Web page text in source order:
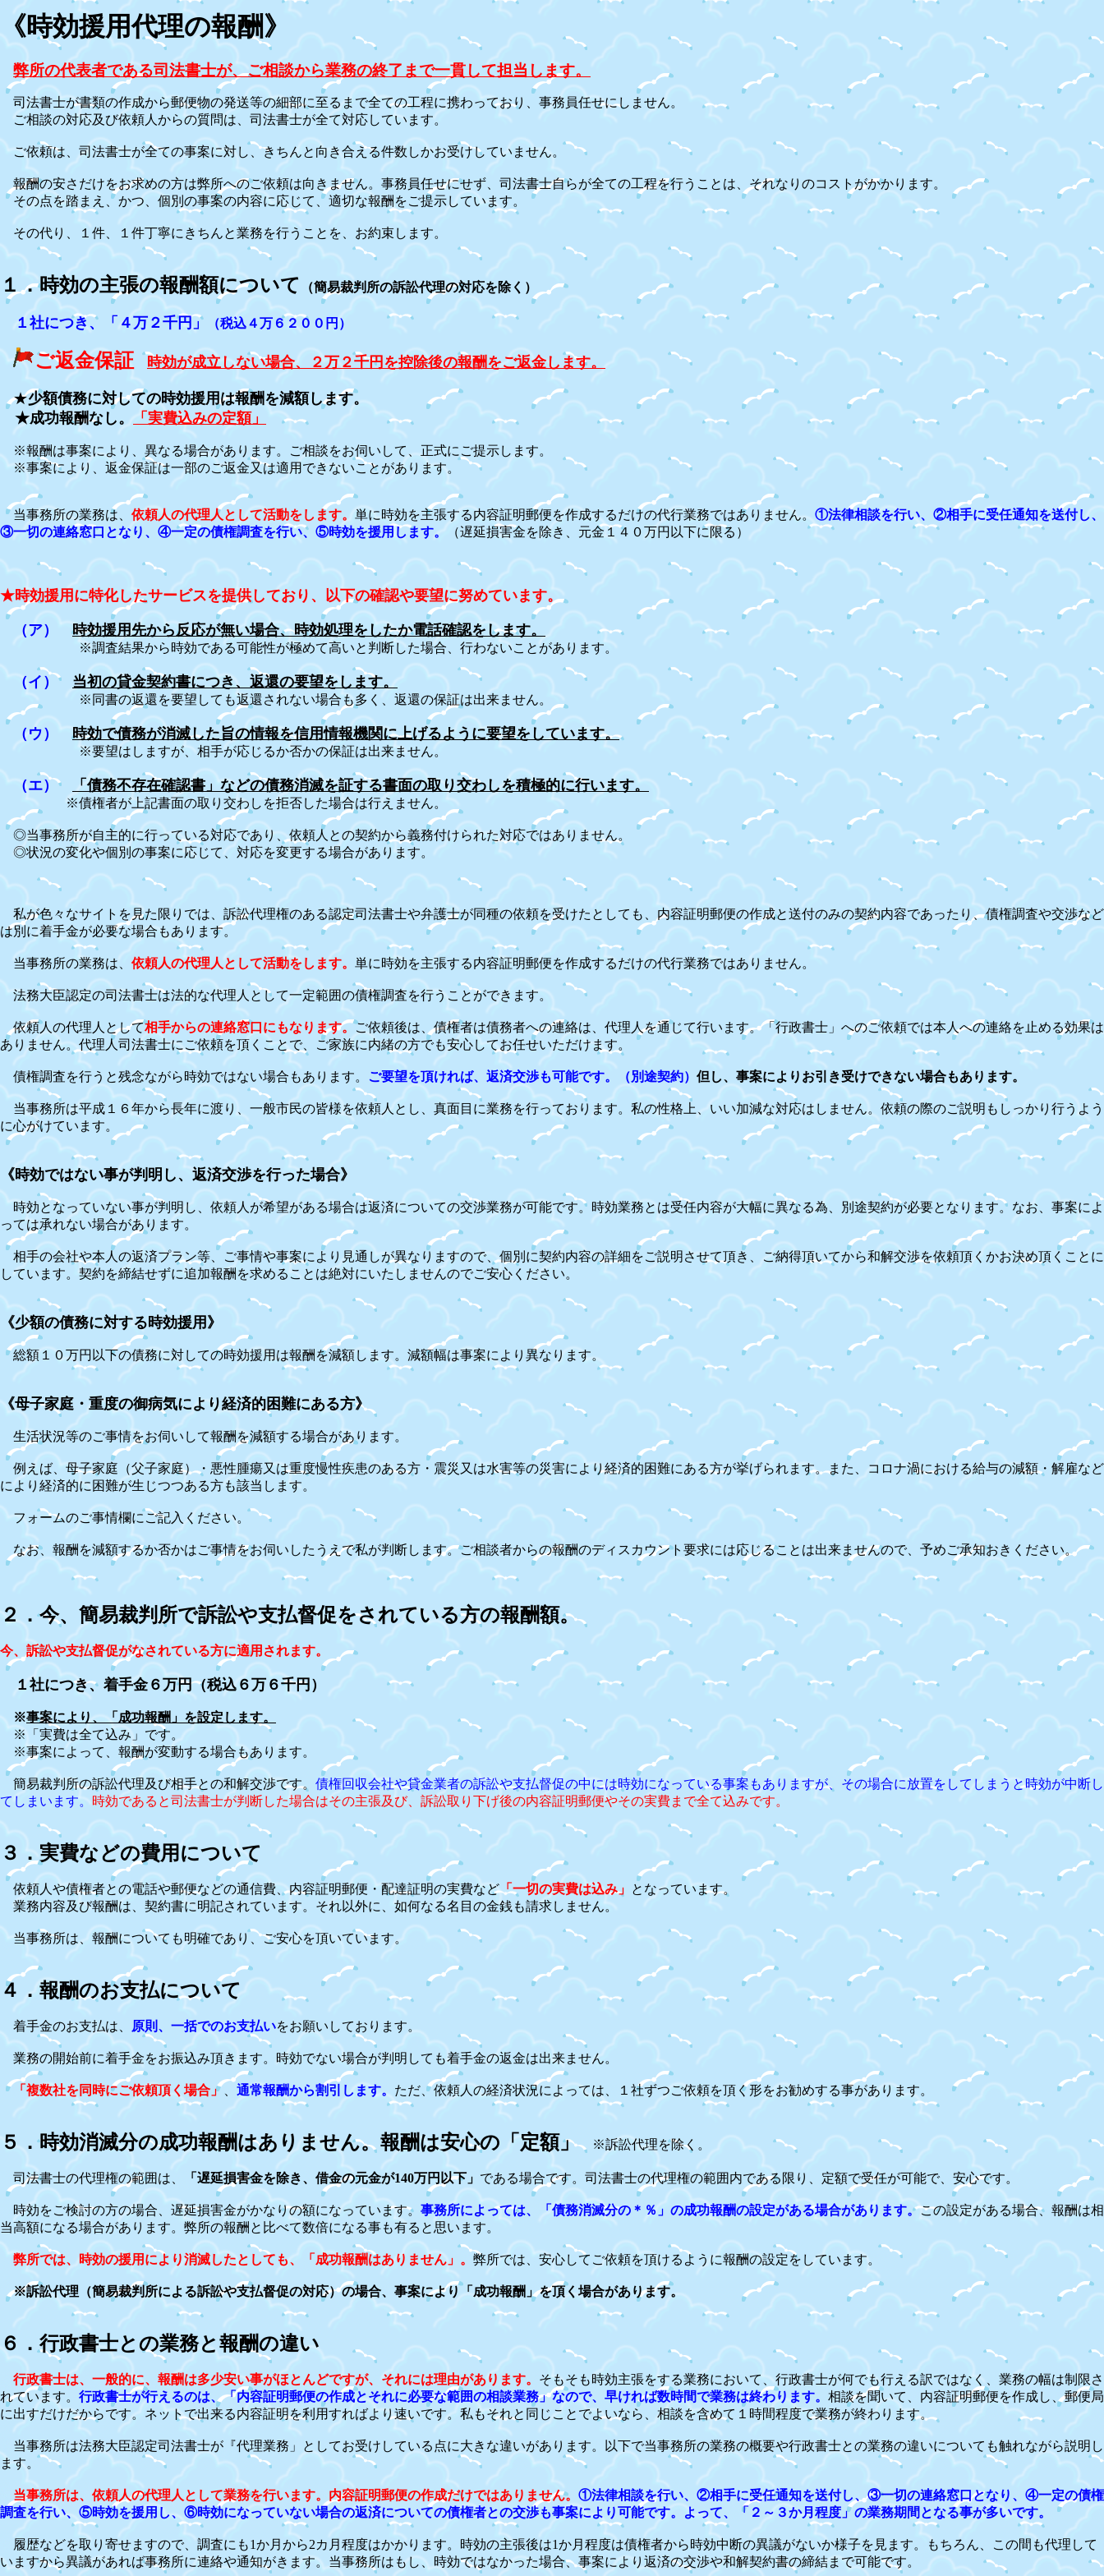
《時効援用代理の報酬》
弊所の代表者である司法書士が、ご相談から業務の終了まで一貫して担当します。
司法書士が書類の作成から郵便物の発送等の細部に至るまで全ての工程に携わっており、事務員任せにしません。
ご相談の対応及び依頼人からの質問は、司法書士が全て対応しています。
ご依頼は、司法書士が全ての事案に対し、きちんと向き合える件数しかお受けしていません。
報酬の安さだけをお求めの方は弊所へのご依頼は向きません。事務員任せにせず、司法書士自らが全ての工程を行うことは、それなりのコストがかかります。
その点を踏まえ、かつ、個別の事案の内容に応じて、適切な報酬をご提示しています。
その代り、１件、１件丁寧にきちんと業務を行うことを、お約束します。
１．時効の主張の報酬額について （簡易裁判所の訴訟代理の対応を除く）
１社につき、「４万２千円」 （税込４万６２００円）
ご返金保証 時効が成立しない場合、２万２千円を控除後の報酬をご返金します。
★少額債務に対しての時効援用は報酬を減額します。
★成功報酬なし。
「実費込みの定額」
※報酬は事案により、異なる場合があります。ご相談をお伺いして、正式にご提示します。
※事案により、返金保証は一部のご返金又は適用できないことがあります。
当事務所の業務は、 依頼人の代理人として活動をします。 単に時効を主張する内容証明郵便を作成するだけの代行業務ではありません。 ①法律相談を行い、②相手に受任通知を送付し、
③一切の連絡窓口となり、④一定の債権調査を行い、⑤時効を援用します。
（遅延損害金を除き、元金１４０万円以下に限る）
★時効援用に特化したサービスを提供しており、以下の確認や要望に努めています。
（ア） 時効援用先から反応が無い場合、時効処理をしたか電話確認をします。
※調査結果から時効である可能性が極めて高いと判断した場合、行わないことがあります。
（イ） 当初の貸金契約書につき、返還の要望をします。
※同書の返還を要望しても返還されない場合も多く、返還の保証は出来ません。
（ウ） 時効で債務が消滅した旨の情報を信用情報機関に上げるように要望をしています。
※要望はしますが、相手が応じるか否かの保証は出来ません。
（エ） 「債務不存在確認書」などの債務消滅を証する書面の取り交わしを積極的に行います。
※債権者が上記書面の取り交わしを拒否した場合は行えません。
◎当事務所が自主的に行っている対応であり、依頼人との契約から義務付けられた対応ではありません。
◎状況の変化や個別の事案に応じて、対応を変更する場合があります。
私が色々なサイトを見た限りでは、訴訟代理権のある認定司法書士や弁護士が同種の依頼を受けたとしても、内容証明郵便の作成と送付のみの契約内容であったり、債権調査や交渉など
は別に着手金が必要な場合もあります。
当事務所の業務は、 依頼人の代理人として活動をします。 単に時効を主張する内容証明郵便を作成するだけの代行業務ではありません。
法務大臣認定の司法書士は法的な代理人として一定範囲の債権調査を行うことができます。
依頼人の代理人として相手からの連絡窓口にもなります。ご依頼後は、債権者は債務者への連絡は、代理人を通じて行います。「行政書士」へのご依頼では本人への連絡を止める効果は
ありません。代理人司法書士にご依頼を頂くことで、ご家族に内緒の方でも安心してお任せいただけます。
債権調査を行うと残念ながら時効ではない場合もあります。 ご要望を頂ければ、返済交渉も可能です。（別途契約） 但し、事案によりお引き受けできない場合もあります。
当事務所は平成１６年から長年に渡り、一般市民の皆様を依頼人とし、真面目に業務を行っております。私の性格上、いい加減な対応はしません。依頼の際のご説明もしっかり行うよう
に心がけています。
《時効ではない事が判明し、返済交渉を行った場合》
時効となっていない事が判明し、依頼人が希望がある場合は返済についての交渉業務が可能です。 時効業務とは受任内容が大幅に異なる為、別途契約が必要となります。なお、事案によ
っては承れない場合があります。
相手の会社や本人の返済プラン等、ご事情や事案により見通しが異なりますので、個別に契約内容の詳細をご説明させて頂き、ご納得頂いてから和解交渉を依頼頂くかお決め頂くことに
しています。 契約を締結せずに追加報酬を求めることは絶対にいたしませんのでご安心ください。
《少額の債務に対する時効援用》
総額１０万円以下の債務に対しての時効援用は報酬を減額します。減額幅は事案により異なります。
《母子家庭・重度の御病気により経済的困難にある方》
生活状況等のご事情をお伺いして報酬を減額する場合があります。
例えば、母子家庭（父子家庭）・悪性腫瘍又は重度慢性疾患のある方・震災又は水害等の災害により経済的困難にある方が挙げられます。また、コロナ渦における給与の減額・解雇など
により経済的に困難が生じつつある方も該当します。
フォームのご事情欄にご記入ください。
なお、報酬を減額するか否かはご事情をお伺いしたうえで私が判断します。ご相談者からの報酬のディスカウント要求には応じることは出来ませんので、予めご承知おきください。
２．今、簡易裁判所で訴訟や支払督促をされている方の報酬額。
今、訴訟や支払督促がなされている方に適用されます。
１社につき、着手金６万円（税込６万６千円）
※事案により、「成功報酬」を設定します。
※
「実費は全て込み」 です。
※事案によって、報酬が変動する場合もあります。
簡易裁判所の訴訟代理及び相手との和解交渉です。 債権回収会社や貸金業者の訴訟や支払督促の中には時効になっている事案もありますが、その場合に放置をしてしまうと時効が中断し
てしまいます。 時効であると司法書士が判断した場合はその主張及び、訴訟取り下げ後の内容証明郵便やその実費まで全て込みです。
３．実費などの費用について
依頼人や債権者との電話や郵便などの通信費、内容証明郵便・配達証明の実費など「一切の実費は込み」 となっています。
業務内容及び報酬は、契約書に明記されています。それ以外に、如何なる名目の金銭も請求しません。
当事務所は、報酬についても明確であり、ご安心を頂いています。
４．報酬のお支払について
着手金のお支払は、 原則、一括でのお支払いをお願いしております。
業務の開始前に着手金をお振込み頂きます。時効でない場合が判明しても着手金の返金は出来ません。
「複数社を同時にご依頼頂く場合」 通常報酬から割引します。 ただ、依頼人の経済状況によっては、１社ずつご依頼を頂く形をお勧めする事があります。
５．時効消滅分の成功報酬はありません。報酬は安心の「定額」※訴訟代理を除く。
司法書士の代理権の範囲は、 「遅延損害金を除き、借金の元金が140万円以下」 である場合です。司法書士の代理権の範囲内である限り、定額で受任が可能で、安心です。
時効をご検討の方の場合、遅延損害金がかなりの額になっています。 事務所によっては、「債務消滅分の＊％」の成功報酬の設定がある場合があります。この設定がある場合、報酬は相
当高額になる場合があります。弊所の報酬と比べて数倍になる事も有ると思います。
弊所では、 時効の援用により消滅したとしても、「成功報酬はありません」。 弊所では、安心してご依頼を頂けるように報酬の設定をしています。
※訴訟代理（簡易裁判所による訴訟や支払督促の対応）の場合、事案により「成功報酬」を頂く場合があります。
６．行政書士との業務と報酬の違い
行政書士は、一般的に、報酬は多少安い事がほとんどですが、それには理由があります。 そもそも時効主張をする業務において、行政書士が何でも行える訳ではなく、業務の幅は制限さ
れています。 行政書士が行えるのは、「内容証明郵便の作成とそれに必要な範囲の相談業務」なので、早ければ数時間で業務は終わります。 相談を聞いて、内容証明郵便を作成し、郵便局
に出すだけだからです。ネットで出来る内容証明を利用すればより速いです。私もそれと同じことでよいなら、相談を含めて１時間程度で業務が終わります。
当事務所は法務大臣認定司法書士が『代理業務」としてお受けしている点に大きな違いがあります。以下で当事務所の業務の概要や行政書士との業務の違いについても触れながら説明し
ます。
当事務所は、依頼人の代理人として業務を行います。内容証明郵便の作成だけではありません。 ①法律相談を行い、②相手に受任通知を送付し、③一切の連絡窓口となり、④一定の債権
調査を行い、⑤時効を援用し、⑥時効になっていない場合の返済についての債権者との交渉も事案により可能です。よって、「２～３か月程度」の業務期間となる事が多いです。
履歴などを取り寄せますので、調査にも1か月から2カ月程度はかかります。時効の主張後は1か月程度は債権者から時効中断の異議がないか様子を見ます。もちろん、この間も代理して
いますから異議があれば事務所に連絡や通知がきます。当事務所はもし、時効ではなかった場合、事案により返済の交渉や和解契約書の締結まで可能です。